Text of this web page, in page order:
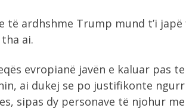
të ardhshme Trump mund t’i
ai.
evropianë javën e kaluar pas
ai dukej se po justifikonte
sipas dy personave të njohur